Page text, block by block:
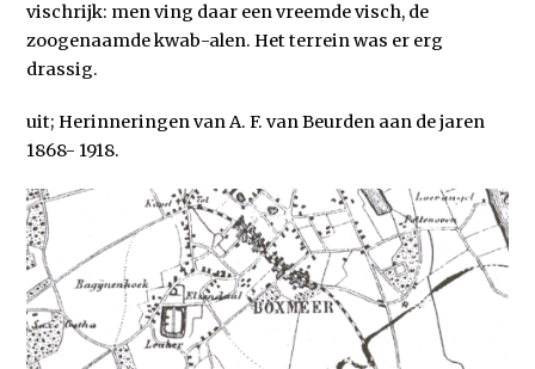
vischrijk: men ving daar een vreemde visch, de
zoogenaamde kwab-alen. Het terrein was er erg
drassig.
uit; Herinneringen van A. F. van Beurden aan de jaren
1868- 1918.